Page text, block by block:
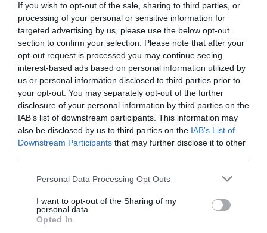
If you wish to opt-out of the sale, sharing to third parties, or
processing of your personal or sensitive information for
targeted advertising by us, please use the below opt-out
section to confirm your selection. Please note that after your
opt-out request is processed you may continue seeing
interest-based ads based on personal information utilized by
us or personal information disclosed to third parties prior to
your opt-out. You may separately opt-out of the further
disclosure of your personal information by third parties on the
IAB’s list of downstream participants. This information may
also be disclosed by us to third parties on the IAB’s List of
Downstream Participants that may further disclose it to other
Please note that this website/app uses one or more Google
not limited to your visit or usage behaviour. You may click to
grant or deny consent to Google and its third-party tags to
use your data for below specified purposes in below Google
Personal Data Processing Opt Outs
I want to opt-out of the Sharing of my
personal data.
Opted In
módon adják elő, hogy mindenki figyelme rájuk
szegeződik. Ha egy olyan személlyel találkozol, aki
karizmatikus és tehetséges abban, hogy viccesen számol
be bizonyos eseményekről vagy viccesen mesél el
bizonyos történeteket, akkor biztos lehetsz abban, hogy
az adott személy mellett nem fogsz unatkozni a
párkapcsolatban sem. A nők nagyra értékelik azokat a
férfiakat, akik viccesen tudnak valamiről beszámolni,
azonban a férfiak már nem díjazzák annyira a sokat
beszélő, vicceskedő nőket, sőt egyenesen fárasztónak
tartják őket.
Ha egy empatikus férfivel van dolgod, akkor biztosan
beilleszkedj, és minden figyelmet megkapj. Ha egy férfi
empatikus, akkor ezzel a nőnek is kellő önbizalmat tud